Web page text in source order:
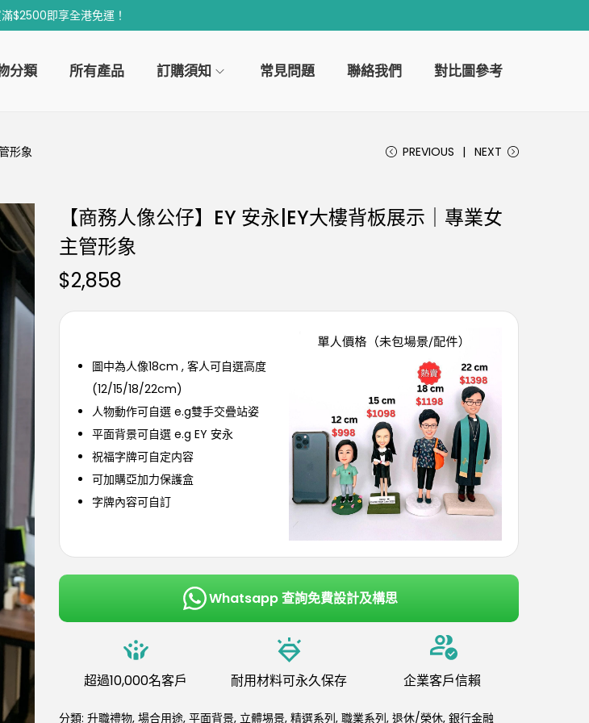
$2500即享全港免運！
分類 所有產品 訂購須知 常見問題 聯絡我們 對比圖參考
形象 PREVIOUS NEXT
【商務人像公仔】EY 安永|EY大樓背板展示｜專業女
主管形象
$2,858
圖中為人像18cm , 客人可自選高度
(12/15/18/22cm)
人物動作可自選 e.g雙手交疊站姿
平面背景可自選 e.g EY 安永
祝福字牌可自定内容
可加購亞加力保護盒
字牌內容可自訂
Whatsapp 查詢免費設計及構思
超過10,000名客戶 耐用材料可永久保存 企業客戶信賴
分類: 升職禮物, 場合用途, 平面背景, 立體埸景, 精選系列, 職業系列, 退休/榮休, 銀行金融